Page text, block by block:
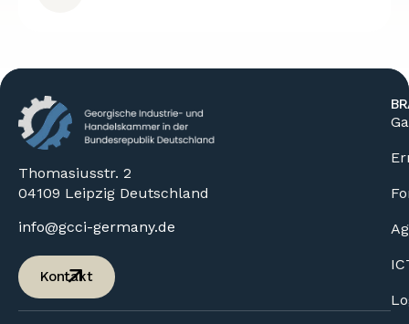
Thomasiusstr. 2
04109 Leipzig Deutschland
info@gcci-germany.de
Kontakt